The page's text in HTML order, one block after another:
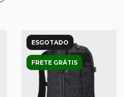
ESGOTADO
FRETE GRÁTIS